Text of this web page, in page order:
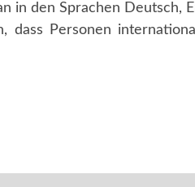
in den Sprachen Deutsch,
dass Personen